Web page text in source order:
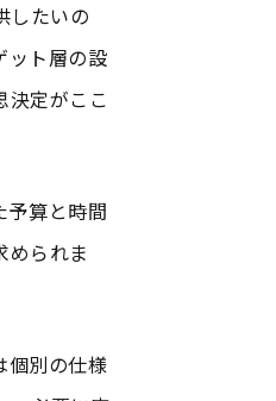
したいの
ット層の設
決定がここ
予算と時間
められま
個別の仕様